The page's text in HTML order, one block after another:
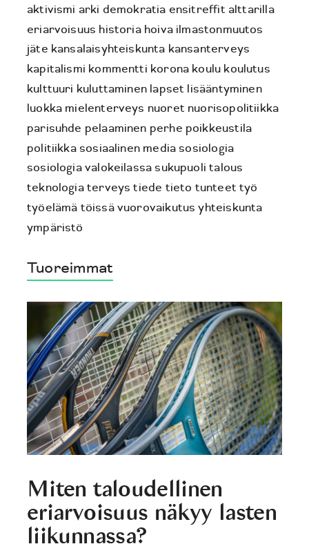
aktivismi arki demokratia ensitreffit alttarilla
eriarvoisuus historia hoiva ilmastonmuutos
jäte kansalaisyhteiskunta kansanterveys
kapitalismi kommentti korona koulu koulutus
kulttuuri kuluttaminen lapset lisääntyminen
luokka mielenterveys nuoret nuorisopolitiikka
parisuhde pelaaminen perhe poikkeustila
politiikka sosiaalinen media sosiologia
sosiologia valokeilassa sukupuoli talous
teknologiaterveys tiede tieto tunteet työ
työelämä töissä vuorovaikutus yhteiskunta
ympäristö
Tuoreimmat
Miten taloudellinen
eriarvoisuus näkyy lasten
liikunnassa?